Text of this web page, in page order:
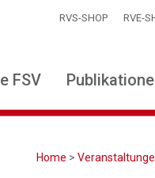
RVS-SHOP RVE-
FSV
Home >